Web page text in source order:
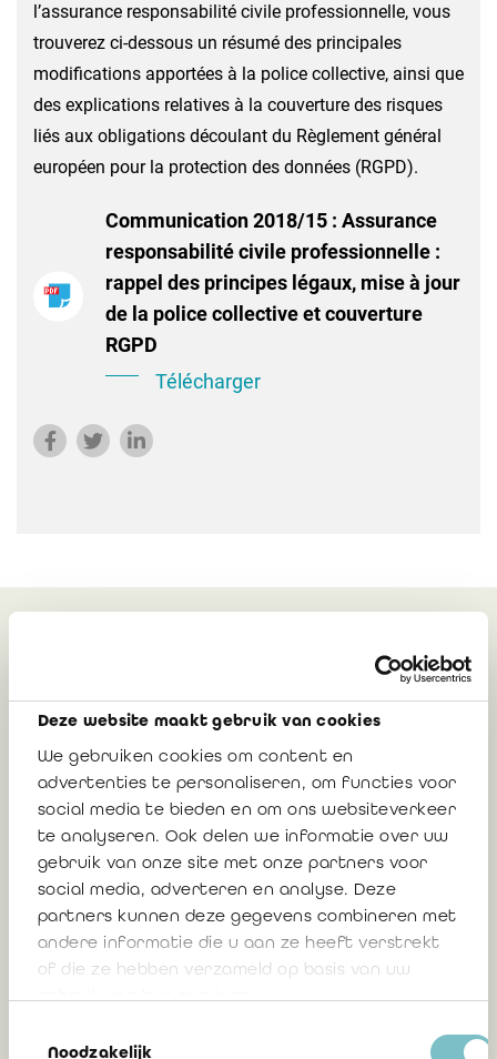
Deze website maakt gebruik van cookies
We gebruiken cookies om content en
advertenties te personaliseren, om functies voor
social media te bieden en om ons websiteverkeer
te analyseren. Ook delen we informatie over uw
gebruik van onze site met onze partners voor
social media, adverteren en analyse. Deze
partners kunnen deze gegevens combineren met
andere informatie die u aan ze heeft verstrekt
of die ze hebben verzameld op basis van uw
Noodzakelijk
l’assurance responsabilité civile professionnelle, vous
trouverez ci-dessous un résumé des principales
modifications apportées à la police collective, ainsi que
des explications relatives à la couverture des risques
liés aux obligations découlant du Règlement général
européen pour la protection des données (RGPD).
Communication 2018/15 : Assurance
responsabilité civile professionnelle :
rappel des principes légaux, mise à jour
de la police collective et couverture
RGPD
Télécharger
intéresser
Arrêt de la Cour d’appel de Gand du 17
avril 2023 et la responsabilité du
professionnel du chiffre dans le cadre
de l’aide à l’élaboration du plan financier
Steven De Blauwe, Conseiller Affaires
juridiques IRE